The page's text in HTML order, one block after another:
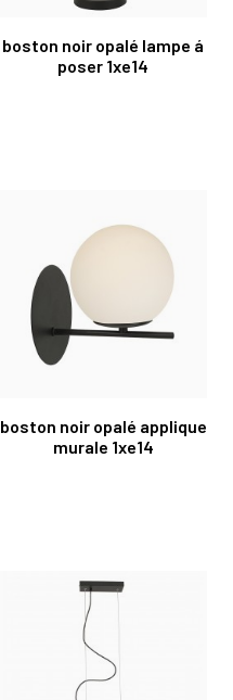
boston noir opalé lampe á
poser 1xe14
boston noir opalé applique
murale 1xe14